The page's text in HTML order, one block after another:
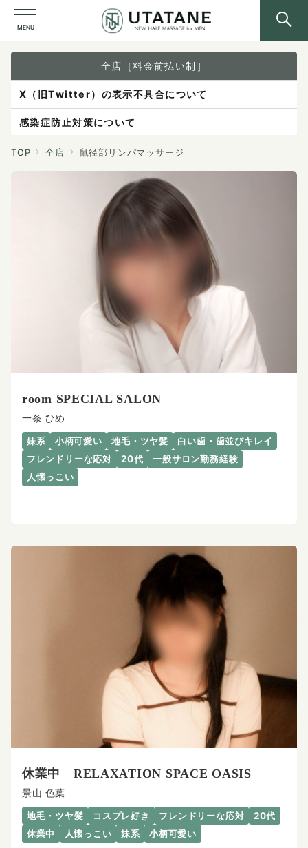
MENU
全店［料金前払い制］
感染症防止対策について
ご予約は各店へ直接お問い合わせください。
料金は当日施術前にお支払いください。
X（旧Twitter）の表示不具合について
TOP 全店 鼠径部リンパマッサージ
room SPECIAL SALON
一条 ひめ
妹系 小柄可愛い 地毛・ツヤ髪
白い歯・歯並びキレイ
フレンドリーな応対
20代
一般サロン勤務経験
人懐っこい
休業中 RELAXATION SPACE OASIS
景山 色葉
地毛・ツヤ髪 コスプレ好き フレンドリーな応対
20代
休業中
人懐っこい 妹系 小柄可愛い